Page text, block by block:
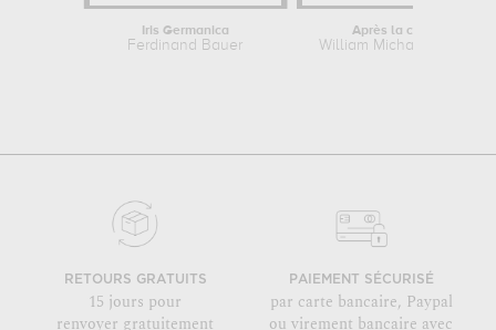
Iris Germanica
Ferdinand Bauer
Après la chasse
William Michael Harnett
RETOURS GRATUITS
15 jours pour
renvoyer gratuitement
PAIEMENT SÉCURISÉ
par carte bancaire, Paypal
ou virement bancaire avec